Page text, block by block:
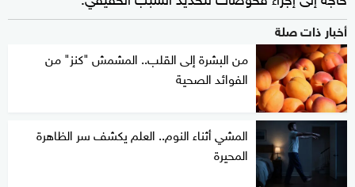
أخبار ذات صلة
من البشرة إلى القلب.. المشمش "كنز" من
الفوائد الصحية
المشي أثناء النوم.. العلم يكشف سر الظاهرة
المحيرة